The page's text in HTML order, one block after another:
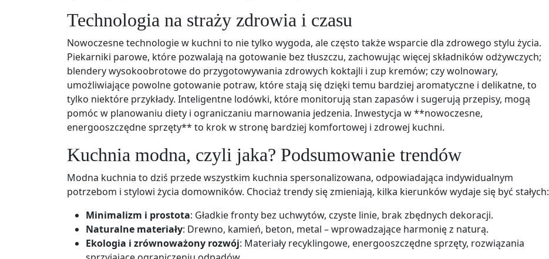
Technologia na straży zdrowia i czasu
Nowoczesne technologie w kuchni to nie tylko wygoda, ale często także wsparcie dla zdrowego stylu życia.
Piekarniki parowe, które pozwalają na gotowanie bez tłuszczu, zachowując więcej składników odżywczych;
blendery wysokoobrotowe do przygotowywania zdrowych koktajli i zup kremów; czy wolnowary,
umożliwiające powolne gotowanie potraw, które stają się dzięki temu bardziej aromatyczne i delikatne, to
tylko niektóre przykłady. Inteligentne lodówki, które monitorują stan zapasów i sugerują przepisy, mogą
pomóc w planowaniu diety i ograniczaniu marnowania jedzenia. Inwestycja w **nowoczesne,
energooszczędne sprzęty** to krok w stronę bardziej komfortowej i zdrowej kuchni.
Kuchnia modna, czyli jaka? Podsumowanie trendów
Modna kuchnia to dziś przede wszystkim kuchnia spersonalizowana, odpowiadająca indywidualnym
potrzebom i stylowi życia domowników. Chociaż trendy się zmieniają, kilka kierunków wydaje się być stałych:
Minimalizm i prostota: Gładkie fronty bez uchwytów, czyste linie, brak zbędnych dekoracji.
Naturalne materiały: Drewno, kamień, beton, metal – wprowadzające harmonię z naturą.
Ekologia i zrównoważony rozwój: Materiały recyklingowe, energooszczędne sprzęty, rozwiązania